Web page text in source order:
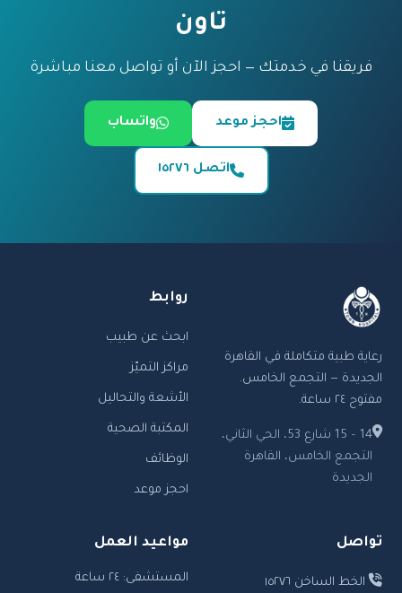
تاون
فريقنا في خدمتك — احجز الآن أو تواصل معنا مباشرة
احجز موعد واتساب
اتصل ١٥٢٧٦
رعاية طبية متكاملة في القاهرة
الجديدة — التجمع الخامس.
مفتوح ٢٤ ساعة.
14 – 15 شارع 53، الحي الثاني،
التجمع الخامس، القاهرة
الجديدة
روابط
ابحث عن طبيب
مراكز التميّز
الأشعة والتحاليل
المكتبة الصحية
الوظائف
احجز موعد
تواصل
الخط الساخن ١٥٢٧٦
مواعيد العمل
المستشفى: ٢٤ ساعة